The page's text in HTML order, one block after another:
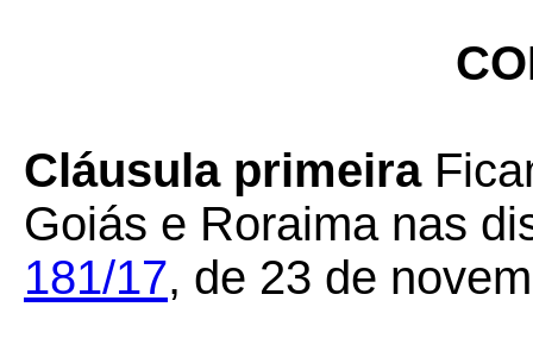
Cláusula primeira
Goiás e Roraima nas
181/17, de 23 de